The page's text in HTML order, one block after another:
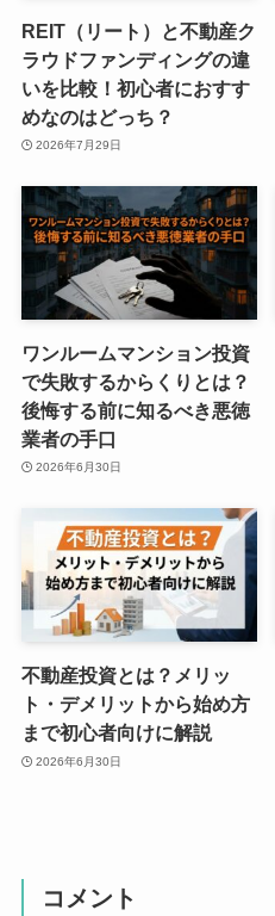
REIT（リート）と不動産ク
ラウドファンディングの違
いを比較！初心者におすす
めなのはどっち？
2026年7月29日
ワンルームマンション投資
で失敗するからくりとは？
後悔する前に知るべき悪徳
業者の手口
2026年6月30日
不動産投資とは？メリッ
ト・デメリットから始め方
まで初心者向けに解説
2026年6月30日
コメント